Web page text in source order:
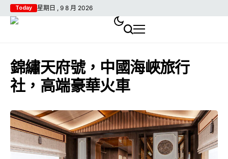
Today 星期日 , 9 8 月 2026
錦繡天府號，中國海峽旅行
社，高端豪華火車